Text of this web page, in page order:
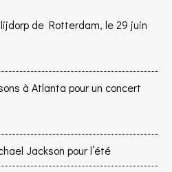
de Rotterdam, le 29 juin
à Atlanta pour un concert
Jackson pour l’été